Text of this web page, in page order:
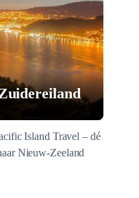
Island Travel – dé
Nieuw-Zeeland